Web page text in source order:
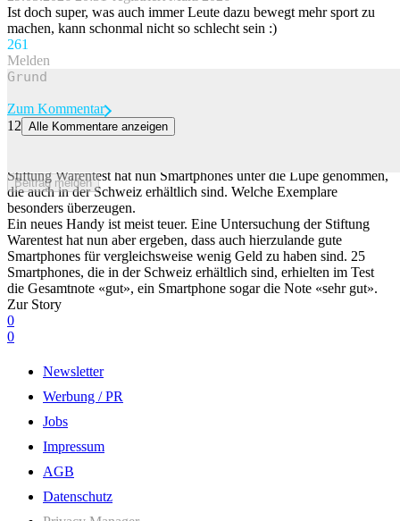
Ist doch super, was auch immer Leute dazu bewegt mehr sport zu
machen, kann schonmal nicht so schlecht sein :)
261
Melden
Beitrag melden
Zum Kommentar
12 Alle Kommentare anzeigen
Stiftung Warentest hat nun Smartphones unter die Lupe genommen,
die auch in der Schweiz erhältlich sind. Welche Exemplare
besonders überzeugen.
Ein neues Handy ist meist teuer. Eine Untersuchung der Stiftung
Warentest hat nun aber ergeben, dass auch hierzulande gute
Smartphones für vergleichsweise wenig Geld zu haben sind. 25
Smartphones, die in der Schweiz erhältlich sind, erhielten im Test
die Gesamtnote «gut», ein Smartphone sogar die Note «sehr gut».
Zur Story
0
0
Newsletter
Werbung / PR
Jobs
Impressum
AGB
Datenschutz